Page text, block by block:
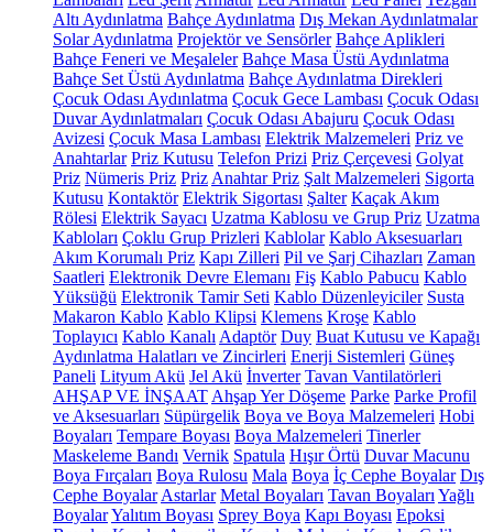
Altı Aydınlatma Bahçe Aydınlatma Dış Mekan Aydınlatmalar
Solar Aydınlatma Projektör ve Sensörler Bahçe Aplikleri
Bahçe Feneri ve Meşaleler Bahçe Masa Üstü Aydınlatma
Bahçe Set Üstü Aydınlatma Bahçe Aydınlatma Direkleri
Çocuk Odası Aydınlatma Çocuk Gece Lambası Çocuk Odası
Duvar Aydınlatmaları Çocuk Odası Abajuru Çocuk Odası
Avizesi Çocuk Masa Lambası Elektrik Malzemeleri Priz ve
Anahtarlar Priz Kutusu Telefon Prizi Priz Çerçevesi Golyat
Priz Nümeris Priz Priz Anahtar Priz Şalt Malzemeleri Sigorta
Kutusu Kontaktör Elektrik Sigortası Şalter Kaçak Akım
Rölesi Elektrik Sayacı Uzatma Kablosu ve Grup Priz Uzatma
Kabloları Çoklu Grup Prizleri Kablolar Kablo Aksesuarları
Akım Korumalı Priz Kapı Zilleri Pil ve Şarj Cihazları Zaman
Saatleri Elektronik Devre Elemanı Fiş Kablo Pabucu Kablo
Yüksüğü Elektronik Tamir Seti Kablo Düzenleyiciler Susta
Makaron Kablo Kablo Klipsi Klemens Kroşe Kablo
Toplayıcı Kablo Kanalı Adaptör Duy Buat Kutusu ve Kapağı
Aydınlatma Halatları ve Zincirleri Enerji Sistemleri Güneş
Paneli Lityum Akü Jel Akü İnverter Tavan Vantilatörleri
AHŞAP VE İNŞAAT Ahşap Yer Döşeme Parke Parke Profil
ve Aksesuarları Süpürgelik Boya ve Boya Malzemeleri Hobi
Boyaları Tempare Boyası Boya Malzemeleri Tinerler
Maskeleme Bandı Vernik Spatula Hışır Örtü Duvar Macunu
Boya Fırçaları Boya Rulosu Mala Boya İç Cephe Boyalar Dış
Cephe Boyalar Astarlar Metal Boyaları Tavan Boyaları Yağlı
BoyalarYalıtım Boyası Sprey Boya Kapı Boyası Epoksi